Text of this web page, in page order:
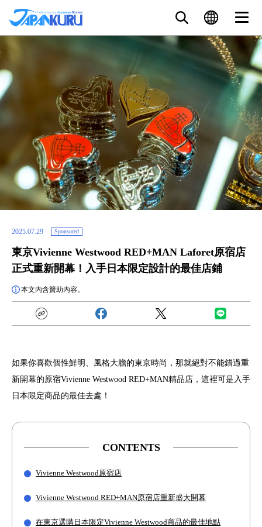
2025.07.29 Sponsored
東京Vivienne Westwood RED+MAN Laforet原宿店
正式重新開幕！入手日本限定設計的最佳店鋪
本文內含贊助內容。
如果你喜歡個性鮮明、風格大膽的東京時尚，那就絕對不能錯過重
新開幕的原宿Vivienne Westwood RED+MAN精品店，這裡可是入手
日本限定商品的最佳去處！
CONTENTS
Vivienne Westwood原宿店
Vivienne Westwood RED+MAN原宿店重新盛大開幕
在東京選購日本限定Vivienne Westwood商品的最佳地點